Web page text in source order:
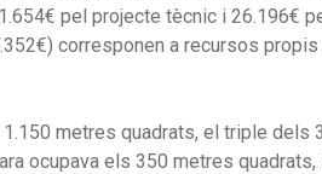
pel projecte tècnic i 26.196€
corresponen a recursos propis
metres quadrats, el triple dels
ocupava els 350 metres